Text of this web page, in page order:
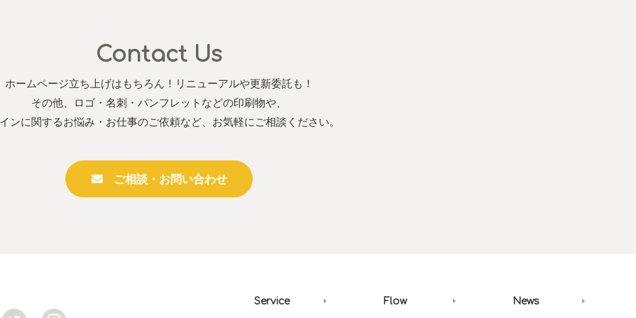
Contact Us
ホームページ立ち上げはもちろん！リニューアルや更新委託も！
その他、ロゴ・名刺・パンフレットなどの印刷物や、
ンに関するお悩み・お仕事のご依頼など、お気軽にご相談ください。
ご相談・お問い合わせ
Service Flow News